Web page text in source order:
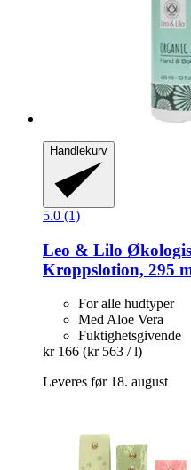
Handlekurv
5.0 (1)
Leo & Lilo
Kroppslotion, 295
For alle hudtyper
Med Aloe Vera
Fuktighetsgivende
kr 166 (kr 563 / l)
Leveres før 18. august